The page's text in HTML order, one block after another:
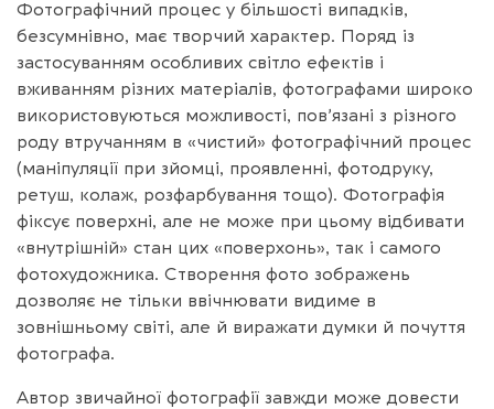
Фотографічний процес у більшості випадків,
безсумнівно, має творчий характер. Поряд із
застосуванням особливих світло ефектів і
вживанням різних матеріалів, фотографами широко
використовуються можливості, пов’язані з різного
роду втручанням в «чистий» фотографічний процес
(маніпуляції при зйомці, проявленні, фотодруку,
ретуш, колаж, розфарбування тощо). Фотографія
фіксує поверхні, але не може при цьому відбивати
«внутрішній» стан цих «поверхонь», так і самого
фотохудожника. Створення фото зображень
дозволяє не тільки ввічнювати видиме в
зовнішньому світі, але й виражати думки й почуття
фотографа.
Автор звичайної фотографії завжди може довести